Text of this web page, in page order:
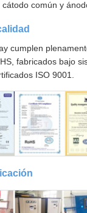
común y
cumplen
fabricados bajo
ISO 9001.